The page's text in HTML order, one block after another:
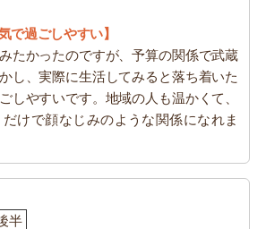
で過ごしやすい】
たかったのですが、予算の関係で武蔵
し、実際に生活してみると落ち着いた
しやすいです。地域の人も温かくて、
けで顔なじみのような関係になれま
半